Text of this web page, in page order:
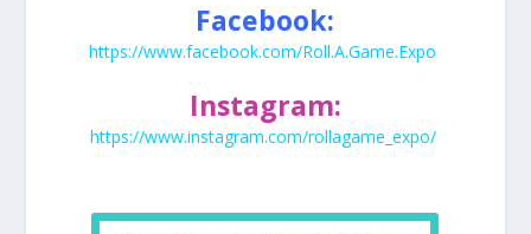
Facebook:
https://www.facebook.com/Roll.A.Game.Expo
Instagram:
https://www.instagram.com/rollagame_expo/